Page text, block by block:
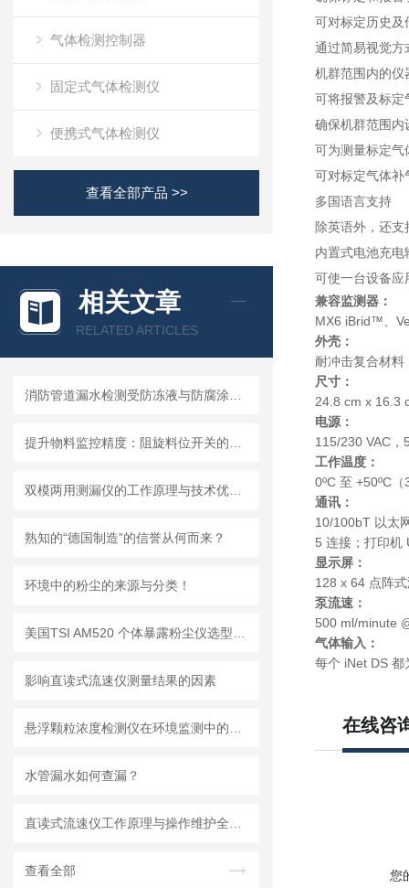
气体检测控制器
固定式气体检测仪
便携式气体检测仪
查看全部产品 >>
相关文章
RELATED ARTICLES
熟知的“德国制造”的信誉从何而来？
环境中的粉尘的来源与分类！
影响直读式流速仪测量结果的因素
水管漏水如何查漏？
查看全部
可对标定历史及
通过简易视觉方
机群范围内的仪
可将报警及标
确保机群范围内
可为测量标定气
可对标定气体补
多国语言支持
除英语外，还
内置式电池充
可使一台设备应
兼容监测器：
MX6 iBrid™、
外壳：
耐冲击复合材
尺寸：
24.8 cm x 16.3
电源：
115/230 VAC，
工作温度：
0ºC 至 +50ºC
通讯：
10/100bT 以太
5 连接；打印机
显示屏：
128 x 64 点阵
泵流速：
500 ml/minute
气体输入：
每个 iNet DS 都
在线咨
您